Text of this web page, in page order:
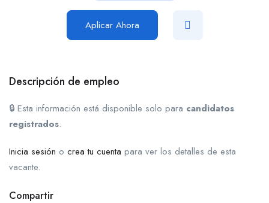
Aplicar Ahora
Descripción de empleo
🔒 Esta información está disponible solo para candidatos
registrados.
Inicia sesión o crea tu cuenta para ver los detalles de esta
vacante.
Compartir